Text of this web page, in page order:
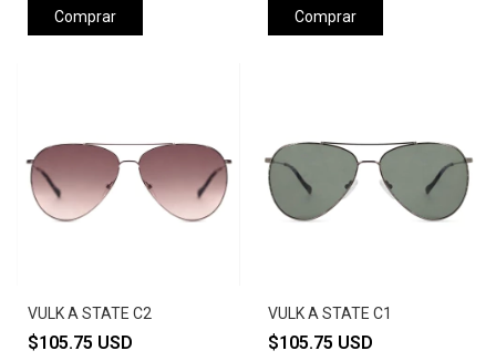
Comprar Comprar
VULK A STATE C2
$105.75 USD
VULK A STATE C1
$105.75 USD